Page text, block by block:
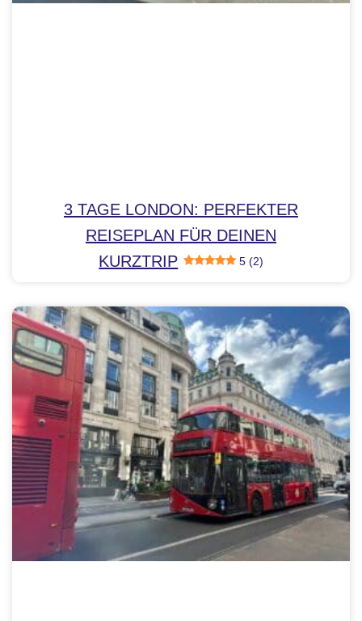
3 TAGE LONDON: PERFEKTER
REISEPLAN FÜR DEINEN
KURZTRIP
5 (2)